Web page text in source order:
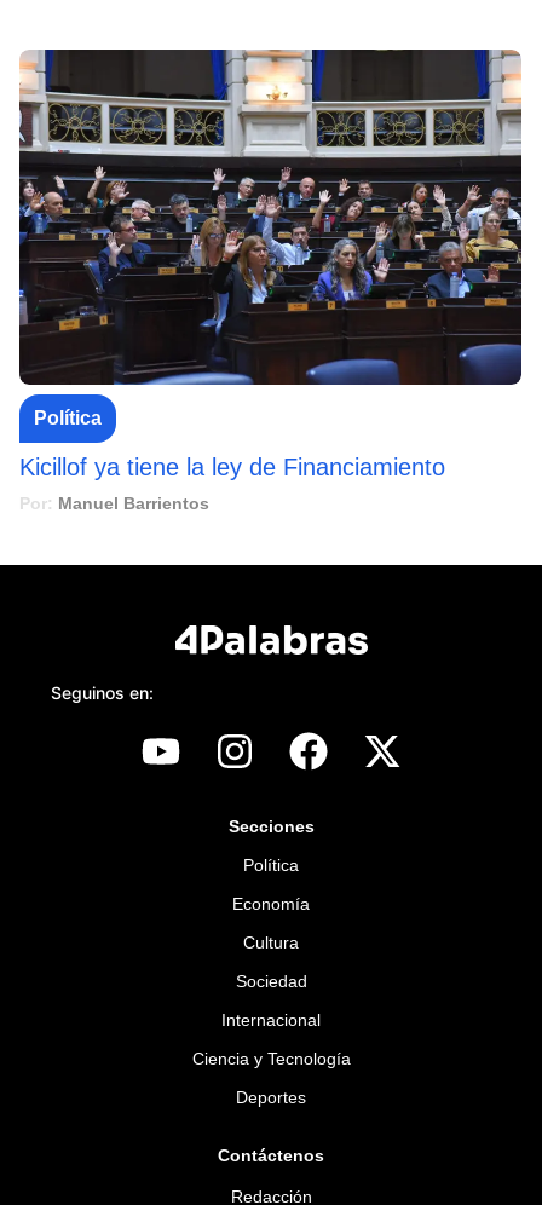
Política
Kicillof ya tiene la ley de Financiamiento
Por: Manuel Barrientos
Seguinos en:
Secciones
Política
Economía
Cultura
Sociedad
Internacional
Ciencia y Tecnología
Deportes
Contáctenos
Redacción